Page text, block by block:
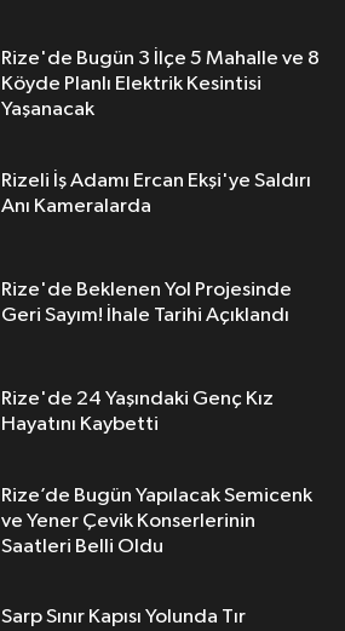
Rize'de Bugün 3 İlçe 5 Mahalle ve 8
Köyde Planlı Elektrik Kesintisi
Yaşanacak
Rizeli İş Adamı Ercan Ekşi'ye Saldırı
Anı Kameralarda
Rize'de Beklenen Yol Projesinde
Geri Sayım! İhale Tarihi Açıklandı
Rize'de 24 Yaşındaki Genç Kız
Hayatını Kaybetti
Rize’de Bugün Yapılacak Semicenk
ve Yener Çevik Konserlerinin
Saatleri Belli Oldu
Sarp Sınır Kapısı Yolunda Tır